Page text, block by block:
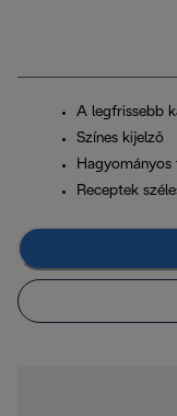
A legfrissebb
Színes kijelző
Hagyományos
Receptek